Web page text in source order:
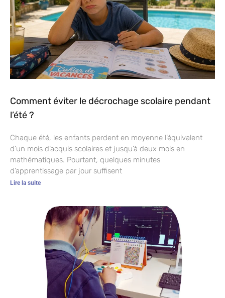
Comment éviter le décrochage scolaire pendant
l’été ?
Chaque été, les enfants perdent en moyenne l’équivalent
d’un mois d’acquis scolaires et jusqu’à deux mois en
mathématiques. Pourtant, quelques minutes
d’apprentissage par jour suffisent
Lire la suite